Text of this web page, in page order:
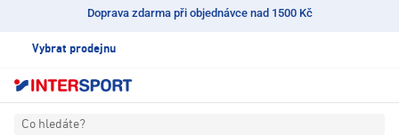
Doprava zdarma při objednávce nad 1500 Kč
Vybrat prodejnu
Co hledáte?